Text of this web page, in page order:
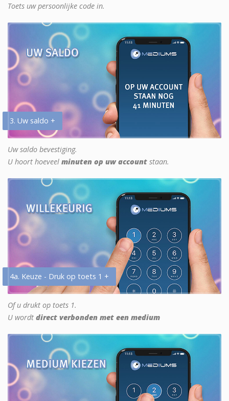
Toets uw persoonlijke code in.
3. Uw saldo +
Uw saldo bevestiging.
U hoort hoeveel minuten op uw account staan.
4a. Keuze - Druk op toets 1 +
Of u drukt op toets 1.
U wordt direct verbonden met een medium